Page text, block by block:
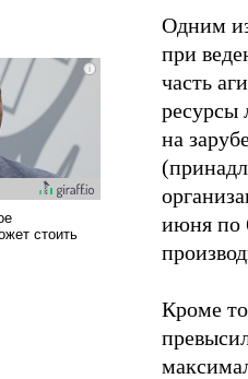
Одним
при
часть
ресурсы
на
июня по
Кроме